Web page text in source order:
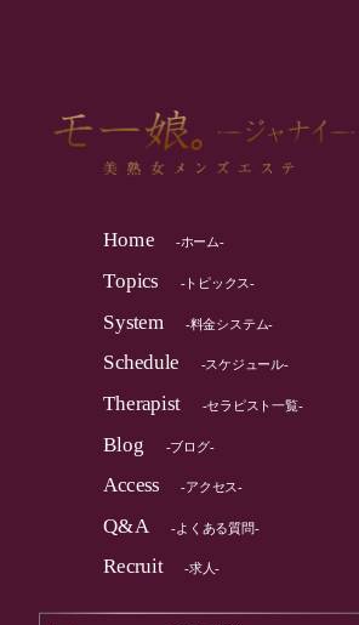
Home -ホーム-
Topics -トピックス-
System -料金システム-
Schedule -スケジュール-
Therapist -セラピスト一覧-
Blog -ブログ-
Access -アクセス-
Q&A -よくある質問-
Recruit -求人-